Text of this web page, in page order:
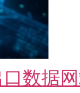
数据